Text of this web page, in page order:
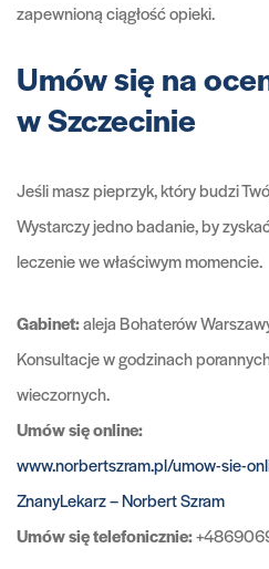
zapewnioną ciągłość opieki.
Umów się na
w Szczecinie
Jeśli masz pieprzyk, który budzi
Wystarczy jedno badanie, by
leczenie we właściwym momencie.
Gabinet:aleja Bohaterów
Konsultacje w godzinach
wieczornych.
Umów się online:
www.norbertszram.pl/umow-sie-
ZnanyLekarz – Norbert Szram
Umów się telefonicznie: